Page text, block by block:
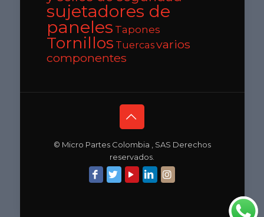
sujetadores de
paneles Tapones
Tornillos Tuercasvarios
componentes
© Micro Partes Colombia , SAS Derechos
reservados.